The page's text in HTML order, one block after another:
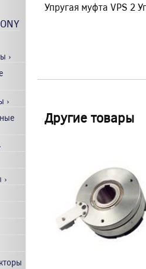
›
›
›
Упругая муфта VPS 2
Другие товары